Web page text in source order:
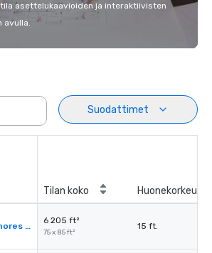
asettelukaavioiden ja interaktiivisten
avulla.
Suodattimet
Tilan koko Huonekorkeus
Redwood Shores Ballroom
6 205 ft²
75 x 85 ft²
15 ft.